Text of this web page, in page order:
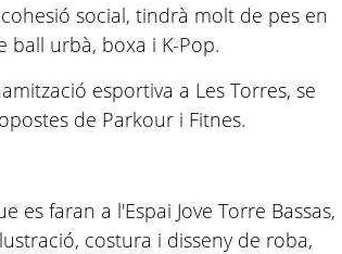
social, tindrà molt de pes en
ball urbà, boxa i K-Pop.
esportiva a Les Torres, se
de Parkour i Fitnes.
es faran a l'Espai Jove Torre Bassas,
costura i disseny de roba,